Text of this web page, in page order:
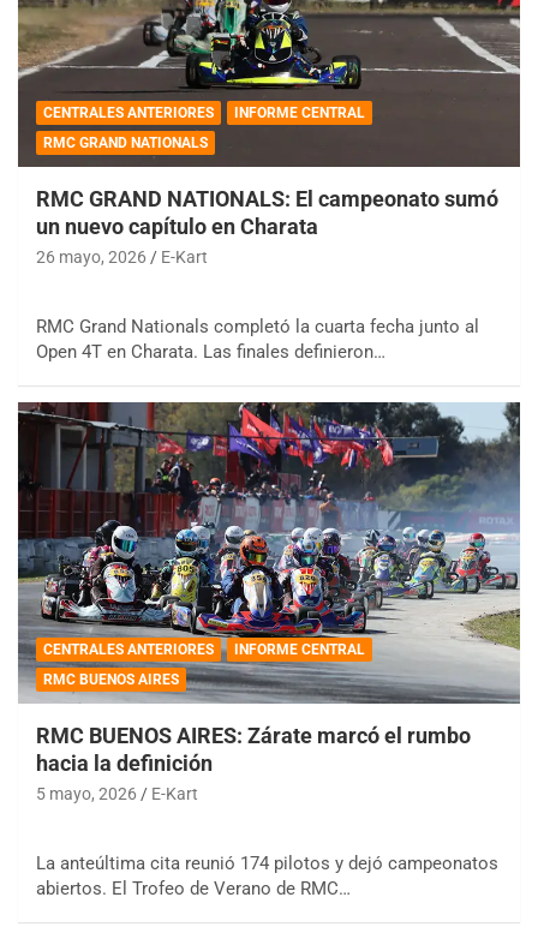
CENTRALES ANTERIORES
INFORME CENTRAL
RMC GRAND NATIONALS
RMC GRAND NATIONALS: El campeonato sumó
un nuevo capítulo en Charata
26 mayo, 2026 E-Kart
RMC Grand Nationals completó la cuarta fecha junto al
Open 4T en Charata. Las finales definieron…
CENTRALES ANTERIORES
INFORME CENTRAL
RMC BUENOS AIRES
RMC BUENOS AIRES: Zárate marcó el rumbo
hacia la definición
5 mayo, 2026 E-Kart
La anteúltima cita reunió 174 pilotos y dejó campeonatos
abiertos. El Trofeo de Verano de RMC…